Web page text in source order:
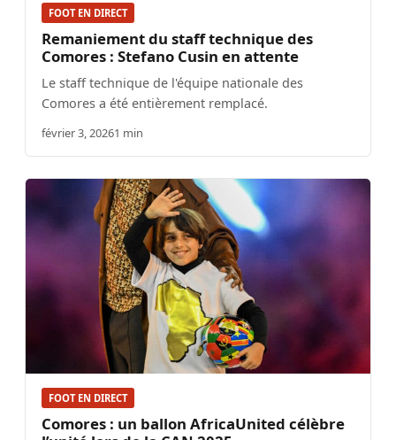
FOOT EN DIRECT
Remaniement du staff technique des
Comores : Stefano Cusin en attente
Le staff technique de l'équipe nationale des
Comores a été entièrement remplacé.
février 3, 20261 min
FOOT EN DIRECT
Comores : un ballon AfricaUnited célèbre